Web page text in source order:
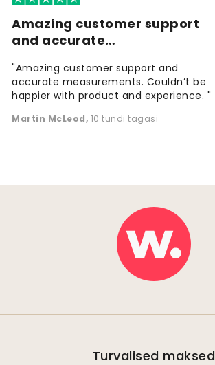
Amazing customer support
and accurate…
"Amazing customer support and
accurate measurements. Couldn’t be
happier with product and experience. "
Martin McLeod, 10 tundi tagasi
Turvalised maksed